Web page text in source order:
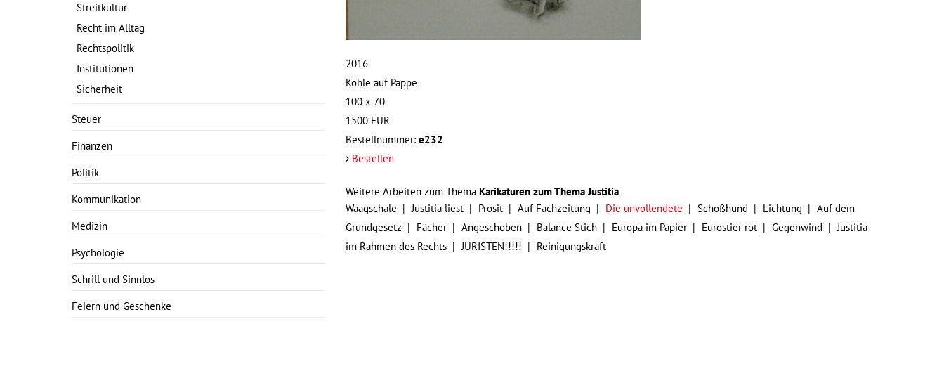
2016
Kohle auf Pappe
100 x 70
1500 EUR
Bestellnummer: e232
Bestellen
Weitere Arbeiten zum Thema Karikaturen zum Thema Justitia
Waagschale
Justitia liest Prosit Auf Fachzeitung Die unvollendete Schoßhund Lichtung
Auf dem
Grundgesetz
Fächer Angeschoben Balance Stich Europa im Papier Eurostier rot Gegenwind
Justitia
im Rahmen des Rechts
JURISTEN!!!!! Reinigungskraft
Streitkultur
Recht im Alltag
Rechtspolitik
Institutionen
Sicherheit
Steuer
Finanzen
Politik
Kommunikation
Medizin
Psychologie
Schrill und Sinnlos
Feiern und Geschenke